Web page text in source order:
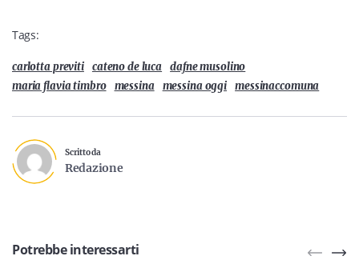
Tags:
carlotta previti cateno de luca dafne musolino
maria flavia timbro
messina messina oggi messinaccomuna
Scritto da
Redazione
Potrebbe interessarti